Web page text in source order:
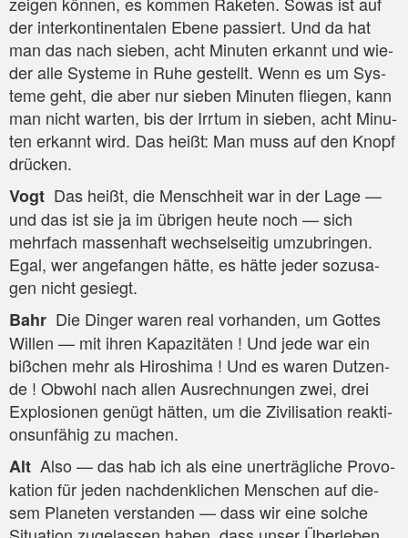
der inter­kon­ti­nen­ta­len Ebe­ne pas­siert. Und da hat
man das nach sie­ben, acht Minu­ten erkannt und wie­
der alle Sys­te­me in Ruhe gestellt. Wenn es um Sys­
te­me geht, die aber nur sie­ben Minu­ten flie­gen, kann
man nicht war­ten, bis der Irr­tum in sie­ben, acht Minu­
ten erkannt wird. Das heißt: Man muss auf den Knopf
drücken.
Vogt Das heißt, die Mensch­heit war in der Lage —
und das ist sie ja im übri­gen heu­te noch — sich
mehr­fach mas­sen­haft wech­sel­sei­tig umzu­brin­gen.
Egal, wer ange­fan­gen hät­te, es hät­te jeder sozu­sa­
gen nicht gesiegt.
Bahr Die Din­ger waren real vor­han­den, um Got­tes
Wil­len — mit ihren Kapa­zi­tä­ten ! Und jede war ein
biß­chen mehr als Hiro­shi­ma ! Und es waren Dut­zen­
de ! Obwohl nach allen Aus­rech­nun­gen zwei, drei
Explo­sio­nen genügt hät­ten, um die Zivi­li­sa­ti­on reak­ti­
ons­un­fä­hig zu machen.
Alt Also — das hab ich als eine uner­träg­li­che Pro­vo­
ka­ti­on für jeden nach­denk­li­chen Men­schen auf die­
sem Pla­ne­ten ver­stan­den — dass wir eine sol­che